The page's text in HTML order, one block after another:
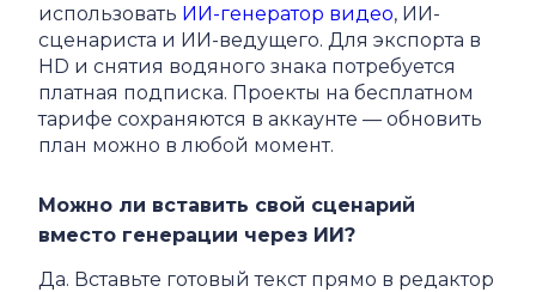
использовать ИИ-генератор видео, ИИ-
сценариста и ИИ-ведущего. Для экспорта в
HD и снятия водяного знака потребуется
платная подписка. Проекты на бесплатном
тарифе сохраняются в аккаунте — обновить
план можно в любой момент.
Можно ли вставить свой сценарий
вместо генерации через ИИ?
Да. Вставьте готовый текст прямо в редактор